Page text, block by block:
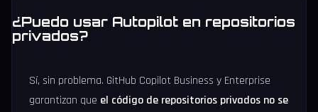
¿Puedo usar Autopilot en repositorios
privados?
Sí, sin problema. GitHub Copilot Business y Enterprise
garantizan que el código de repositorios privados no se